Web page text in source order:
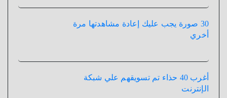
30 صورة يجب عليك إعادة مشاهدتها مرة
أخري
أغرب 40 حذاء تم تسويقهم علي شبكة
الإنترنت